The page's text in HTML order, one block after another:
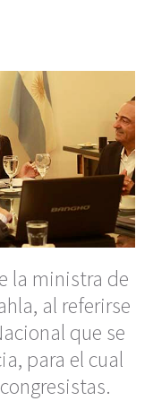
la ministra de
al referirse
que se
para el cual